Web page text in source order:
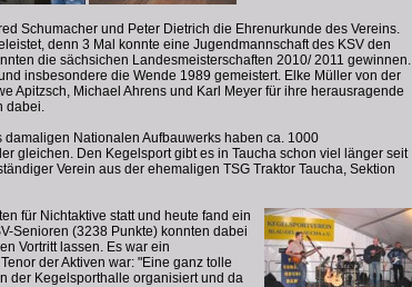
Schumacher und Peter Dietrich die Ehrenurkunde des Vereins.
denn 3 Mal konnte eine Jugendmannschaft des KSV den
die sächsichen Landesmeisterschaften 2010/ 2011 gewinnen.
insbesondere die Wende 1989 gemeistert. Elke Müller von der
Apitzsch, Michael Ahrens und Karl Meyer für ihre herausragende
dabei.
Nationalen Aufbauwerks haben ca. 1000
gleichen. Den Kegelsport gibt es in Taucha schon viel länger seit
Verein aus der ehemaligen TSG Traktor Taucha, Sektion
für Nichtaktive statt und heute fand ein
Senioren (3238 Punkte) konnten dabei
Vortritt lassen. Es war ein
der Aktiven war: "Eine ganz tolle
der Kegelsporthalle organisiert und da